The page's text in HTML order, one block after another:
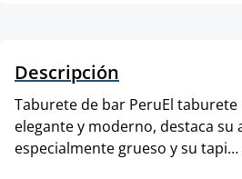
Descripción
Taburete de bar PeruEl
elegante y moderno, destaca su
especialmente grueso y su tapi…